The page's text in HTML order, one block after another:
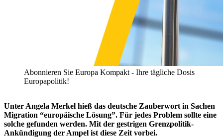
Abonnieren Sie Europa Kompakt - Ihre tägliche Dosis
Europapolitik!
Unter Angela Merkel hieß das deutsche Zauberwort in Sachen
Migration “europäische Lösung”. Für jedes Problem sollte eine
solche gefunden werden. Mit der gestrigen Grenzpolitik-
Ankündigung der Ampel ist diese Zeit vorbei.